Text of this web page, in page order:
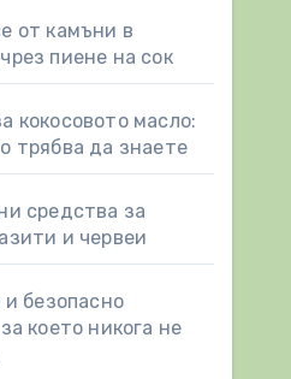
от камъни в
пиене на сок
кокосовото масло:
трябва да знаете
средства за
и червеи
безопасно
което никога не